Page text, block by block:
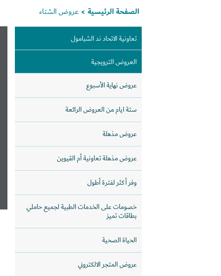
الصفحة الرئيسية > عروض الشتاء
تعاونية الاتحاد ند الشبامول
العروض الترويجية
عروض نهاية الأسبوع
ستة ايام من العروض الرائعة
عروض مذهلة
عروض مذهلة تعاونية أم القيوين
وفر أكثر لفترة أطول
خصومات على الخدمات الطبية لجميع حاملي
بطاقات تميز
الحياة الصحية
عروض المتجر الالكتروني